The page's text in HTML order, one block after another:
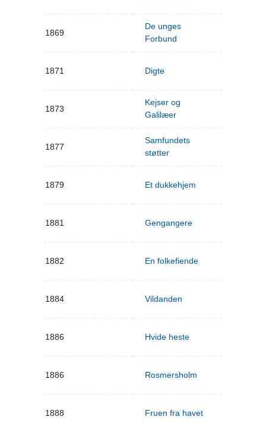
1869
De unges
Forbund
1871 Digte
1873
Kejser og
Galilæer
1877
Samfundets
støtter
1879 Et dukkehjem
1881 Gengangere
1882 En folkefiende
1884 Vildanden
1886 Hvide heste
1886 Rosmersholm
1888 Fruen fra havet